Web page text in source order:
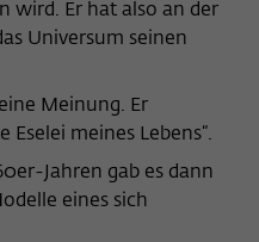
wird. Er hat also an der
Universum seinen
Meinung. Er
Eselei meines Lebens“.
Jahren gab es dann
eines sich